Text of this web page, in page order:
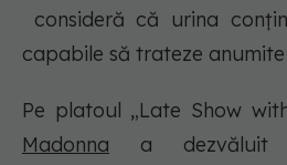
consideră că urina
capabile să trateze
Pe platoul „Late Show
Madonna a dezvăluit